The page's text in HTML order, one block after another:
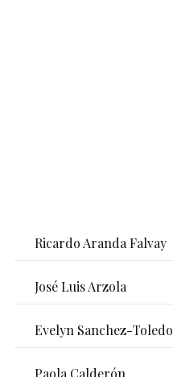
Ricardo Aranda Falvay
José Luis Arzola
Evelyn Sanchez-Toledo
Paola Calderón